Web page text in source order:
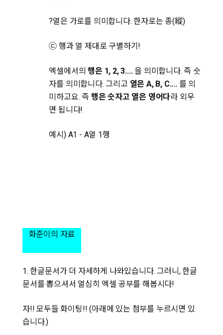
?열은 가로를 의미합니다. 한자로는 종(縱)
㉢ 행과 열 제대로 구별하기!
엑셀에서의행은 1, 2, 3.... 을 의미합니다. 즉 숫
자를 의미합니다. 그리고 열은 A, B, C.... 를 의
미하고요. 즉 행은 숫자고 열은 영어다라 외우
면 됩니다!
예시) A1 - A열 1행
화준이의 자료
1. 한글문서가 더 자세하게 나와있습니다. 그러니, 한글
문서를 뽑으셔서 열심히 엑셀 공부를 해봅시다!
자!! 모두들 화이팅!! (아래에 있는 첨부를 누르시면 있
습니다.)